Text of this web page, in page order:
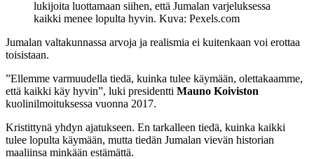
lukijoita luottamaan siihen, että Jumalan varjeluksessa
kaikki menee lopulta hyvin. Kuva: Pexels.com
Jumalan valtakunnassa arvoja ja realismia ei kuitenkaan voi erottaa
toisistaan.
”Ellemme varmuudella tiedä, kuinka tulee käymään, olettakaamme,
että kaikki käy hyvin”, luki presidentti Mauno Koiviston
kuolinilmoituksessa vuonna 2017.
Kristittynä yhdyn ajatukseen. En tarkalleen tiedä, kuinka kaikki
tulee lopulta käymään, mutta tiedän Jumalan vievän historian
maaliinsa minkään estämättä.